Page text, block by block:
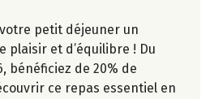
petit déjeuner un
plaisir et d’équilibre ! Du
bénéficiez de 20% de
ce repas essentiel en